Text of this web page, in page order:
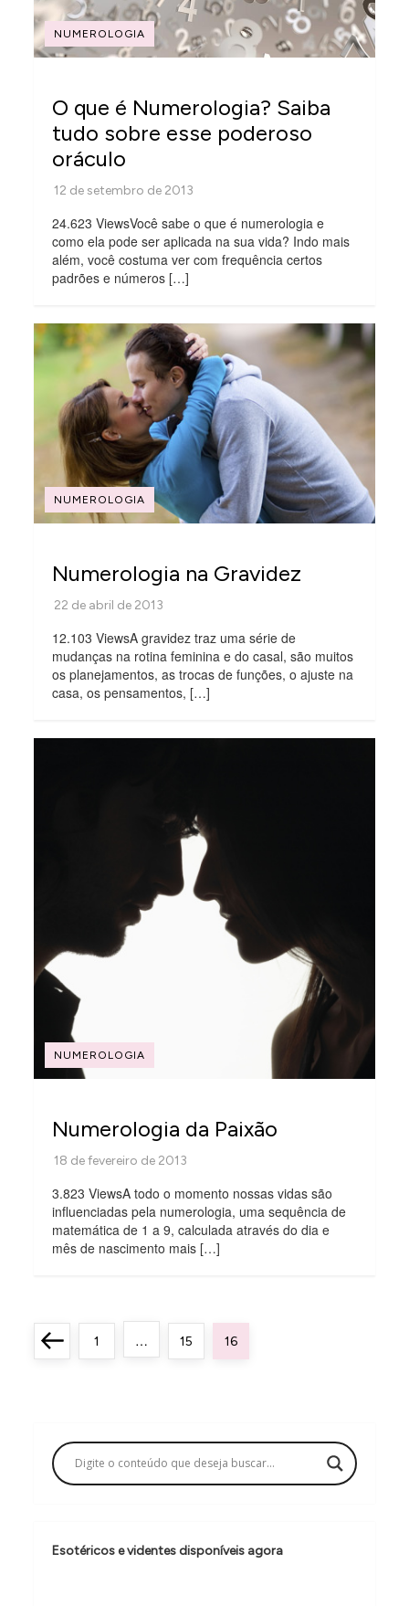
NUMEROLOGIA
O que é Numerologia? Saiba
tudo sobre esse poderoso
oráculo
24.623 ViewsVocê sabe o que é numerologia e
como ela pode ser aplicada na sua vida? Indo mais
além, você costuma ver com frequência certos
padrões e números […]
NUMEROLOGIA
Numerologia na Gravidez
12.103 ViewsA gravidez traz uma série de
mudanças na rotina feminina e do casal, são muitos
os planejamentos, as trocas de funções, o ajuste na
casa, os pensamentos, […]
NUMEROLOGIA
Numerologia da Paixão
3.823 ViewsA todo o momento nossas vidas são
influenciadas pela numerologia, uma sequência de
matemática de 1 a 9, calculada através do dia e
mês de nascimento mais […]
P
a
PreviousPage
1 … Page
15 Page
16
Esotéricos e videntes disponíveis agora